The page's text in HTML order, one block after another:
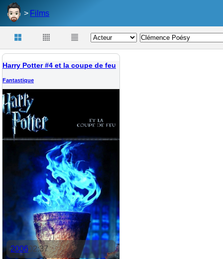
Films
Harry Potter #4 et la coupe de feu
Fantastique
200602:37